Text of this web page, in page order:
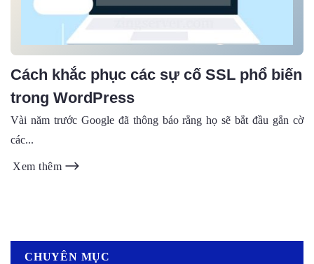
Cách khắc phục các sự cố SSL phổ biến
trong WordPress
Vài năm trước Google đã thông báo rằng họ sẽ bắt đầu gắn cờ
các...
Xem thêm
CHUYÊN MỤC